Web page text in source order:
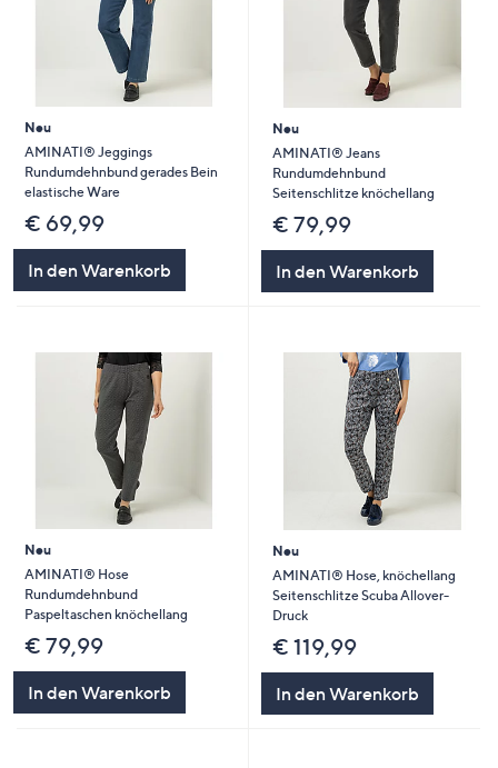
Neu
AMINATI® Jeggings
Rundumdehnbund gerades Bein
elastische Ware
€ 69,99
In den Warenkorb
Neu
AMINATI® Jeans
Rundumdehnbund
Seitenschlitze knöchellang
€ 79,99
In den Warenkorb
Neu
AMINATI® Hose
Rundumdehnbund
Paspeltaschen knöchellang
€ 79,99
In den Warenkorb
Neu
AMINATI® Hose, knöchellang
Seitenschlitze Scuba Allover-
Druck
€ 119,99
In den Warenkorb